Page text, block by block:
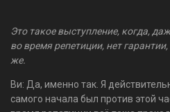
Это такое выступление, когда,
во время репетиции, нет
же.
Ви: Да, именно так. Я
самого начала был против этой